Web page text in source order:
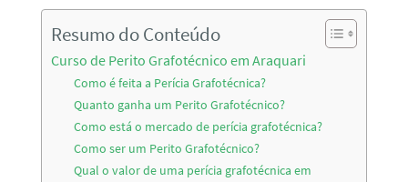
Resumo do Conteúdo
Curso de Perito Grafotécnico em Araquari
Como é feita a Perícia Grafotécnica?
Quanto ganha um Perito Grafotécnico?
Como está o mercado de perícia grafotécnica?
Como ser um Perito Grafotécnico?
Qual o valor de uma perícia grafotécnica em